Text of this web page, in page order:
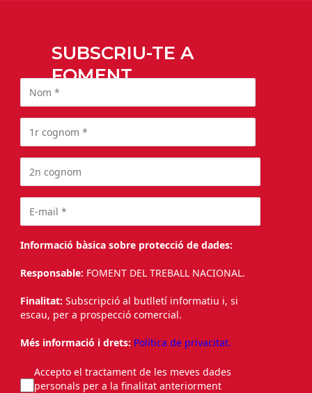
SUBSCRIU-TE A
FOMENT
Informació bàsica sobre protecció de dades:
Responsable: FOMENT DEL TREBALL NACIONAL.
Finalitat: Subscripció al butlletí informatiu i, si
escau, per a prospecció comercial.
Més informació i drets: Política de privacitat.
Accepto el tractament de les meves dades
personals per a la finalitat anteriorment